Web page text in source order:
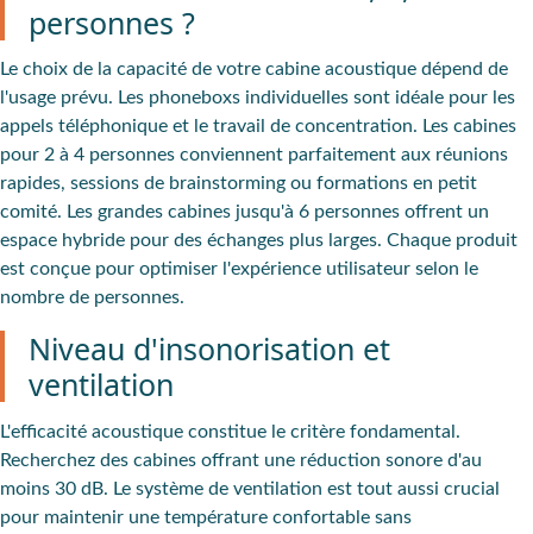
personnes ?
Le choix de la capacité de votre cabine acoustique dépend de
l'usage prévu. Les phoneboxs individuelles sont idéale pour les
appels téléphonique et le travail de concentration. Les cabines
pour 2 à 4 personnes conviennent parfaitement aux réunions
rapides, sessions de brainstorming ou formations en petit
comité. Les grandes cabines jusqu'à 6 personnes offrent un
espace hybride pour des échanges plus larges. Chaque produit
est conçue pour optimiser l'expérience utilisateur selon le
nombre de personnes.
Niveau d'insonorisation et
ventilation
L'efficacité acoustique constitue le critère fondamental .
Recherchez des cabines offrant une réduction sonore d'au
moins 30 dB. Le système de ventilation est tout aussi crucial
pour maintenir une température confortable sans